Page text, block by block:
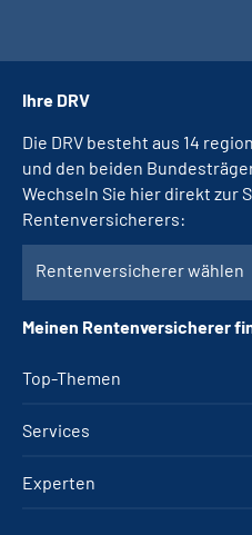
Top-Themen
Services
Experten
Ihre DRV
Die DRV besteht aus 14
und den beiden
Wechseln Sie hier direkt zur
Rentenversicherers:
Rentenversicherer wählen
Meinen Rentenversicherer